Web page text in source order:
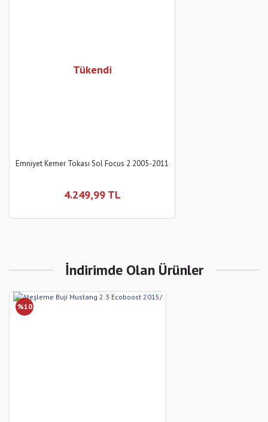
Tükendi
Emniyet Kemer Tokası Sol Focus 2 2005-2011
4.249,99 TL
İndirimde Olan Ürünler
%10